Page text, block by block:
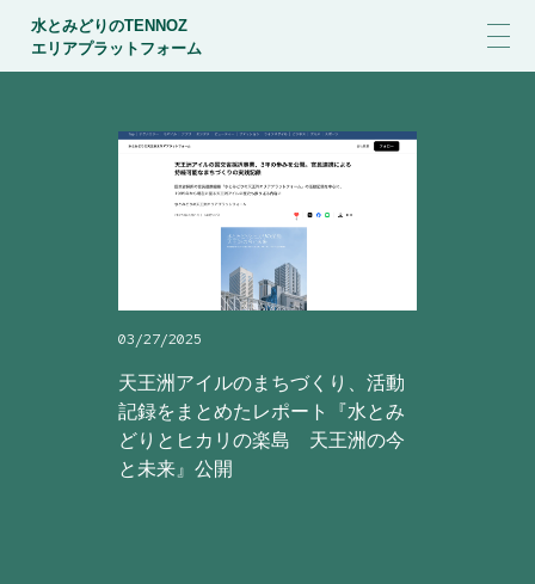
水とみどりのTENNOZ
エリアプラットフォーム
03/27/2025
天王洲アイルのまちづくり、活動
記録をまとめたレポート『水とみ
どりとヒカリの楽島 天王洲の今
と未来』公開